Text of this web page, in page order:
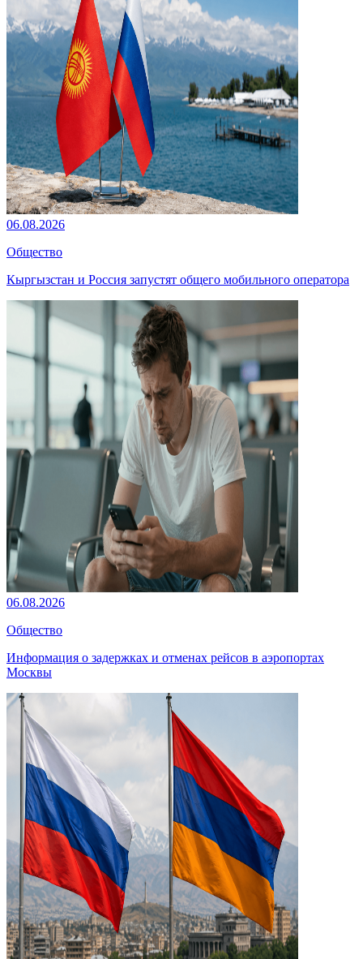
06.08.2026
Общество
Кыргызстан и Россия запустят общего мобильного оператора
06.08.2026
Общество
Информация о задержках и отменах рейсов в аэропортах
Москвы